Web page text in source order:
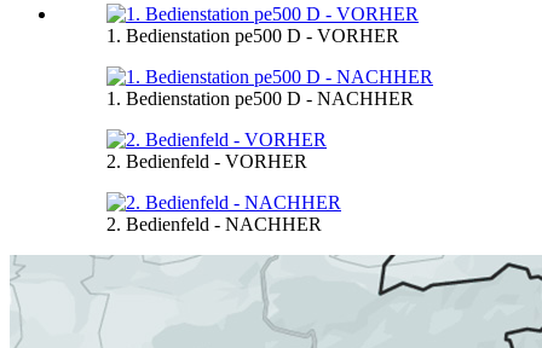
1. Bedienstation pe500 D - VORHER
1. Bedienstation pe500 D - NACHHER
2. Bedienfeld - VORHER
2. Bedienfeld - NACHHER